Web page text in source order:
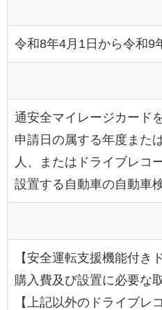
令和8年4月1日から令和9
通安全マイレージカード
申請日の属する年度また
人、またはドライブレコ
設置する自動車の自動車
【安全運転支援機能付き
購入費及び設置に必要な
【上記以外のドライブレ